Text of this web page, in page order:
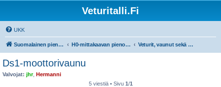
Veturitalli.Fi
UKK
Suomalainen pienoisrautatiefoorumi H0-mittakaavan pienoisrautatiet Veturit, vaunut sekä muu liikkuva kalusto
Ds1-moottorivaunu
Valvojat: jhr, Hermanni
5 viestiä • Sivu 1/1